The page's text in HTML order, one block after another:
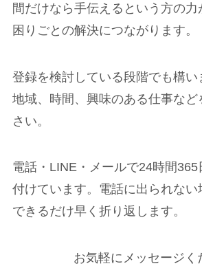
間だけなら手伝えるという方の
困りごとの解決につながります。
登録を検討している段階でも構い
地域、時間、興味のある仕事な
さい。
電話・LINE・メールで24時間365
付けています。電話に出られない
できるだけ早く折り返します。
お気軽にメッセージく